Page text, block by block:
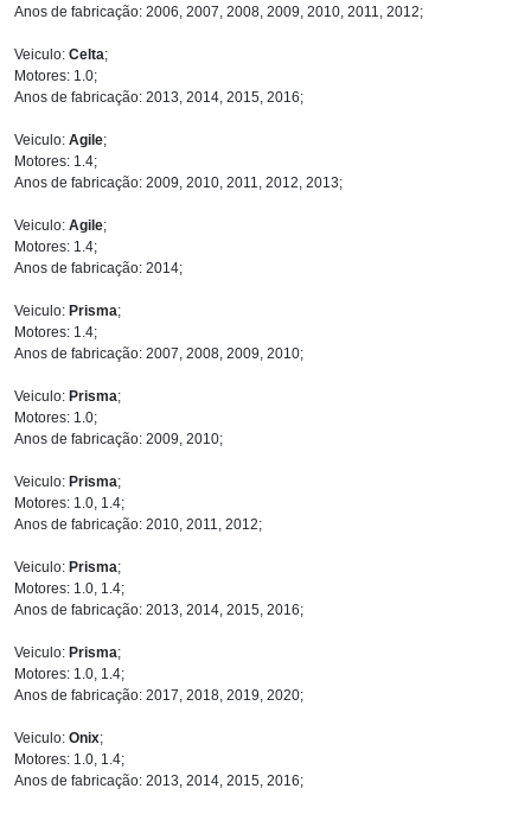
Anos de fabricação: 2006, 2007, 2008, 2009, 2010, 2011, 2012;
Veiculo: Celta;
Motores: 1.0;
Anos de fabricação: 2013, 2014, 2015, 2016;
Veiculo: Agile;
Motores: 1.4;
Anos de fabricação: 2009, 2010, 2011, 2012, 2013;
Veiculo: Agile;
Motores: 1.4;
Anos de fabricação: 2014;
Veiculo: Prisma;
Motores: 1.4;
Anos de fabricação: 2007, 2008, 2009, 2010;
Veiculo: Prisma;
Motores: 1.0;
Anos de fabricação: 2009, 2010;
Veiculo: Prisma;
Motores: 1.0, 1.4;
Anos de fabricação: 2010, 2011, 2012;
Veiculo: Prisma;
Motores: 1.0, 1.4;
Anos de fabricação: 2013, 2014, 2015, 2016;
Veiculo: Prisma;
Motores: 1.0, 1.4;
Anos de fabricação: 2017, 2018, 2019, 2020;
Veiculo: Onix;
Motores: 1.0, 1.4;
Anos de fabricação: 2013, 2014, 2015, 2016;